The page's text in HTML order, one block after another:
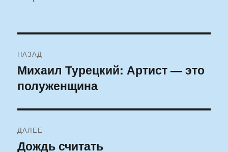
по
записям
НАЗАД
Предыдущая
запись:
Михаил Турецкий: Артист — это
полуженщина
ДАЛЕЕ
Следующая
Дождь считать